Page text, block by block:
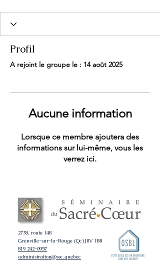
Profil
A rejoint le groupe le : 14 août 2025
Aucune information
Lorsque ce membre ajoutera des
informations sur lui-même, vous les
verrez ici.
2738, route 148
Grenville-sur-la-Rouge (Qc) J0V 1B0
819 242-0957
administration@ssc.quebec